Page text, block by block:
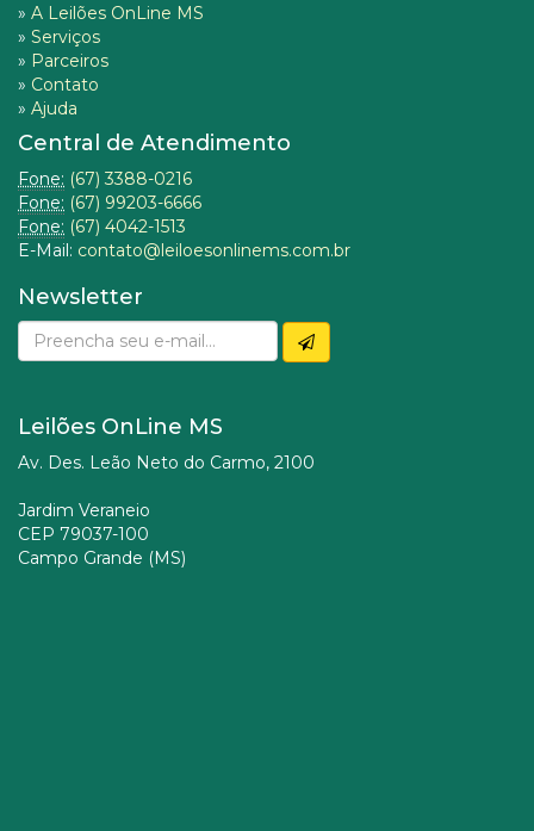
» A Leilões OnLine MS
» Serviços
» Parceiros
» Contato
» Ajuda
Central de Atendimento
Fone: (67) 3388-0216
Fone: (67) 99203-6666
Fone: (67) 4042-1513
E-Mail: contato@leiloesonlinems.com.br
Newsletter
Leilões OnLine MS
Av. Des. Leão Neto do Carmo, 2100
Jardim Veraneio
CEP 79037-100
Campo Grande (MS)